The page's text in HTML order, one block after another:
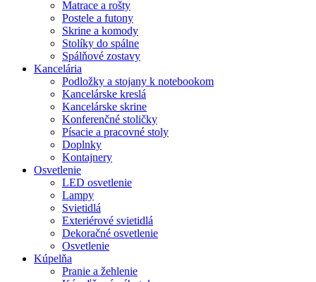
Matrace a rošty
Postele a futony
Skrine a komody
Stolíky do spálne
Spálňové zostavy
Kancelária
Podložky a stojany k notebookom
Kancelárske kreslá
Kancelárske skrine
Konferenčné stoličky
Písacie a pracovné stoly
Doplnky
Kontajnery
Osvetlenie
LED osvetlenie
Lampy
Svietidlá
Exteriérové svietidlá
Dekoračné osvetlenie
Osvetlenie
Kúpelňa
Pranie a žehlenie